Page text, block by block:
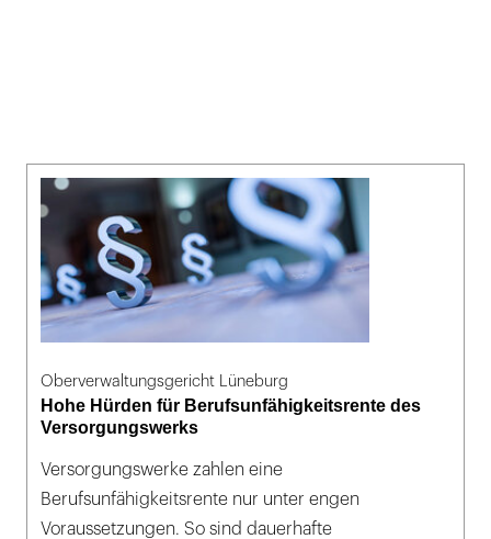
Oberverwaltungsgericht Lüneburg
Hohe Hürden für Berufsunfähigkeitsrente des
Versorgungswerks
Versorgungswerke zahlen eine
Berufsunfähigkeitsrente nur unter engen
Voraussetzungen. So sind dauerhafte